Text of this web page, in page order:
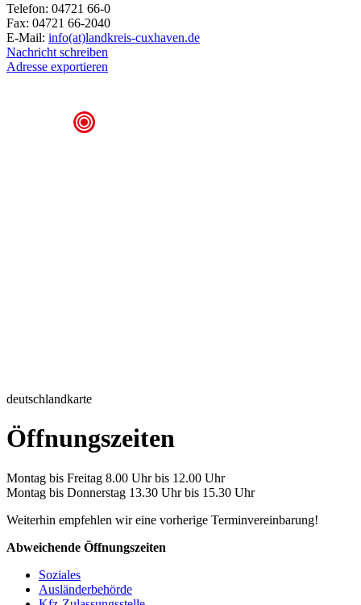
Telefon: 04721 66-0
Fax: 04721 66-2040
E-Mail: info(at)landkreis-cuxhaven.de
Nachricht schreiben
Adresse exportieren
deutschlandkarte
Öffnungszeiten
Montag bis Freitag 8.00 Uhr bis 12.00 Uhr
Montag bis Donnerstag 13.30 Uhr bis 15.30 Uhr
Weiterhin empfehlen wir eine vorherige Terminvereinbarung!
Abweichende Öffnungszeiten
Soziales
Ausländerbehörde